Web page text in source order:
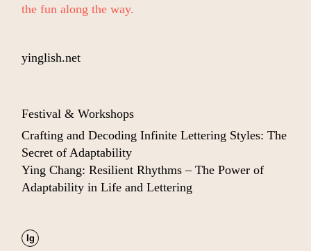
the fun along the way.
yinglish.net
Festival & Workshops
Crafting and Decoding Infinite Lettering Styles: The
Secret of Adaptability
Ying Chang: Resilient Rhythms – The Power of
Adaptability in Life and Lettering
Ig